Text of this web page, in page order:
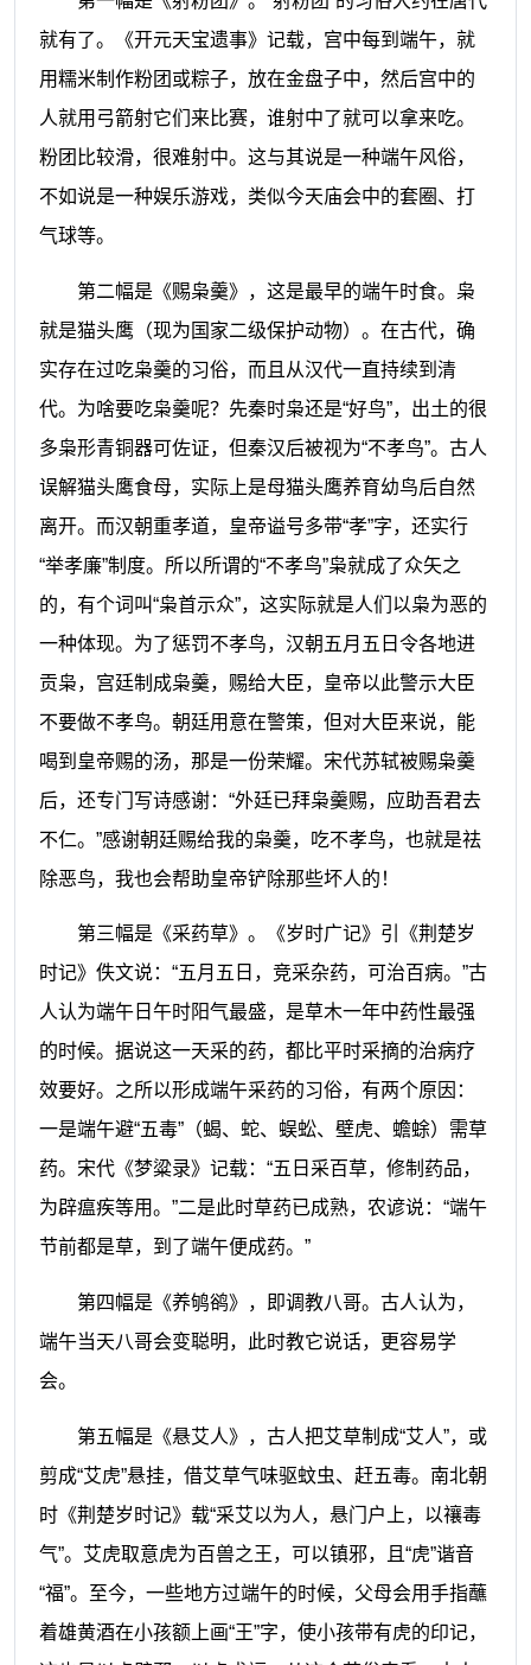
就有了。《开元天宝遗事》记载，宫中每到端午，就
用糯米制作粉团或粽子，放在金盘子中，然后宫中的
人就用弓箭射它们来比赛，谁射中了就可以拿来吃。
粉团比较滑，很难射中。这与其说是一种端午风俗，
不如说是一种娱乐游戏，类似今天庙会中的套圈、打
气球等。
第二幅是《赐枭羹》，这是最早的端午时食。枭
就是猫头鹰（现为国家二级保护动物）。在古代，确
实存在过吃枭羹的习俗，而且从汉代一直持续到清
代。为啥要吃枭羹呢？先秦时枭还是“好鸟”，出土的很
多枭形青铜器可佐证，但秦汉后被视为“不孝鸟”。古人
误解猫头鹰食母，实际上是母猫头鹰养育幼鸟后自然
离开。而汉朝重孝道，皇帝谥号多带“孝”字，还实行
“举孝廉”制度。所以所谓的“不孝鸟”枭就成了众矢之
的，有个词叫“枭首示众”，这实际就是人们以枭为恶的
一种体现。为了惩罚不孝鸟，汉朝五月五日令各地进
贡枭，宫廷制成枭羹，赐给大臣，皇帝以此警示大臣
不要做不孝鸟。朝廷用意在警策，但对大臣来说，能
喝到皇帝赐的汤，那是一份荣耀。宋代苏轼被赐枭羹
后，还专门写诗感谢：“外廷已拜枭羹赐，应助吾君去
不仁。”感谢朝廷赐给我的枭羹，吃不孝鸟，也就是祛
除恶鸟，我也会帮助皇帝铲除那些坏人的！
第三幅是《采药草》。《岁时广记》引《荆楚岁
时记》佚文说：“五月五日，竞采杂药，可治百病。”古
人认为端午日午时阳气最盛，是草木一年中药性最强
的时候。据说这一天采的药，都比平时采摘的治病疗
效要好。之所以形成端午采药的习俗，有两个原因：
一是端午避“五毒”（蝎、蛇、蜈蚣、壁虎、蟾蜍）需草
药。宋代《梦粱录》记载：“五日采百草，修制药品，
为辟瘟疾等用。”二是此时草药已成熟，农谚说：“端午
节前都是草，到了端午便成药。”
第四幅是《养鸲鹆》，即调教八哥。古人认为，
端午当天八哥会变聪明，此时教它说话，更容易学
会。
第五幅是《悬艾人》，古人把艾草制成“艾人”，或
剪成“艾虎”悬挂，借艾草气味驱蚊虫、赶五毒。南北朝
时《荆楚岁时记》载“采艾以为人，悬门户上，以禳毒
气”。艾虎取意虎为百兽之王，可以镇邪，且“虎”谐音
“福”。至今，一些地方过端午的时候，父母会用手指蘸
着雄黄酒在小孩额上画“王”字，使小孩带有虎的印记，